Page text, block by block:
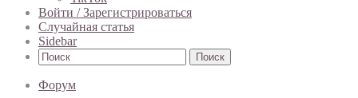
Войти / Зарегистрироваться
Случайная статья
Sidebar
Поиск
Форум